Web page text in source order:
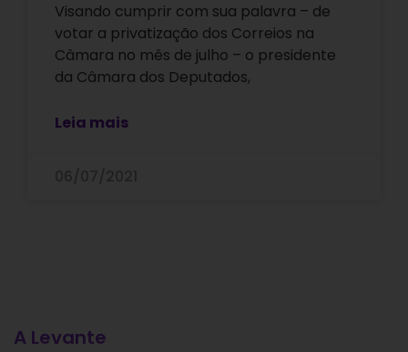
Visando cumprir com sua palavra – de
votar a privatização dos Correios na
Câmara no mês de julho – o presidente
da Câmara dos Deputados,
Leia mais
A Levante